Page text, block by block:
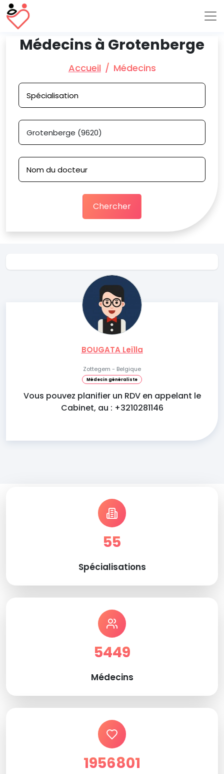
Médecins à Grotenberge
Accueil Médecins
Chercher
BOUGATA Leïlla
Zottegem - Belgique
Médecin généraliste
Vous pouvez planifier un RDV en appelant le
Cabinet, au : +3210281146
55
Spécialisations
5449
Médecins
1956801